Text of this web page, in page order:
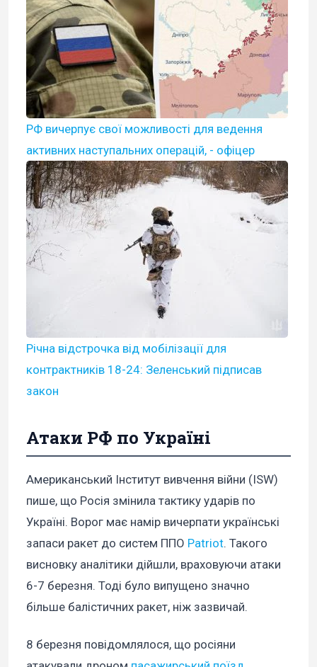
РФ вичерпує свої можливості для ведення
активних наступальних операцій, - офіцер
Річна відстрочка від мобілізації для
контрактників 18-24: Зеленський підписав
закон
Атаки РФ по Україні
Американський Інститут вивчення війни (ISW)
пише, що Росія змінила тактику ударів по
Україні. Ворог має намір вичерпати українські
запаси ракет до систем ППО Patriot. Такого
висновку аналітики дійшли, враховуючи атаки
6-7 березня. Тоді було випущено значно
більше балістичних ракет, ніж зазвичай.
8 березня повідомлялося, що росіяни